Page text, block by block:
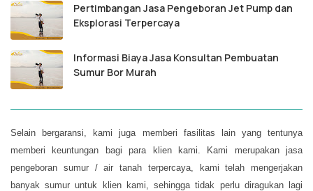
Pertimbangan Jasa Pengeboran Jet Pump dan
Eksplorasi Terpercaya
Informasi Biaya Jasa Konsultan Pembuatan
Sumur Bor Murah
Selain bergaransi, kami juga memberi fasilitas lain yang tentunya
memberi keuntungan bagi para klien kami. Kami merupakan jasa
pengeboran sumur / air tanah terpercaya, kami telah mengerjakan
banyak sumur untuk klien kami, sehingga tidak perlu diragukan lagi